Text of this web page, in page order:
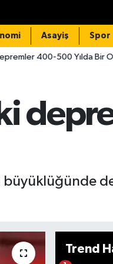
Asayiş Spor
Yılda Bir Oluyor"
büyüklüğünde
Trend